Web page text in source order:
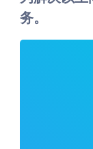
务。